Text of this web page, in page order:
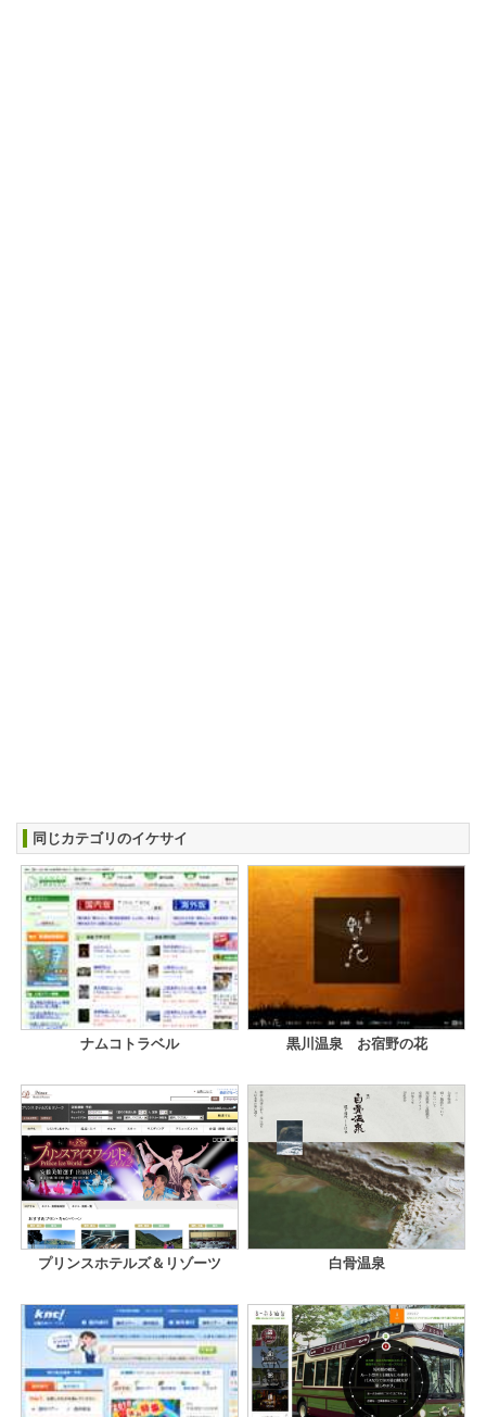
同じカテゴリのイケサイ
ナムコトラベル 黒川温泉 お宿野の花
プリンスホテルズ＆リゾーツ 白骨温泉